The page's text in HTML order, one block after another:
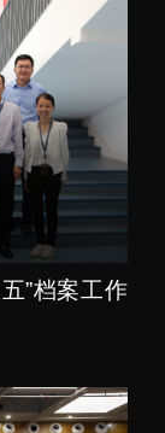
”档案工作